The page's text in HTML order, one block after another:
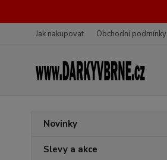
Jak nakupovat Obchodní podmínky
Novinky
Slevy a akce